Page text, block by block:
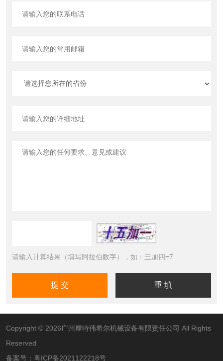
请输入计算结果（填写阿拉伯数字），如：三加四=7
Copyright © 2026广州摩特伟希尔机械设备有限责任公司 All Rights
Reserved
备案号： 粤ICP备2021122218号